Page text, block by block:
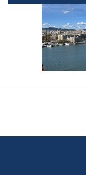
sources de
terminaux,
d’identification
géolocalisation
caractéristiques
Vous pouvez